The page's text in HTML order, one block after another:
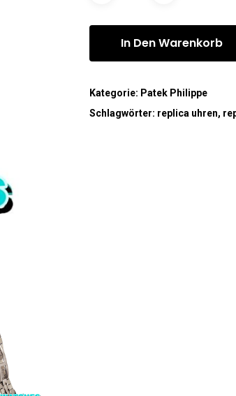
In Den Warenkorb
Kategorie: Patek Philippe
Schlagwörter: replica uhren,